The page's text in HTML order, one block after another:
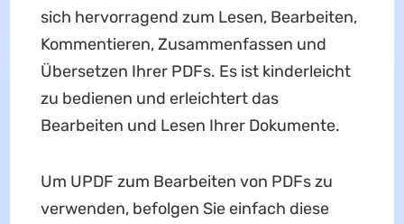
sich hervorragend zum Lesen, Bearbeiten,
Kommentieren, Zusammenfassen und
Übersetzen Ihrer PDFs. Es ist kinderleicht
zu bedienen und erleichtert das
Bearbeiten und Lesen Ihrer Dokumente.
Um UPDF zum Bearbeiten von PDFs zu
verwenden, befolgen Sie einfach diese